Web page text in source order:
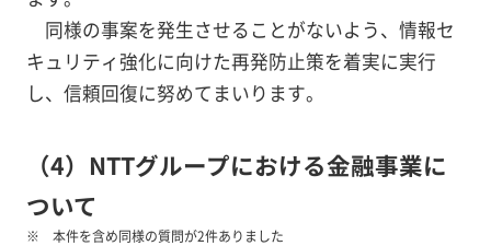
同様の事案を発生させることがないよう、情報セ
キュリティ強化に向けた再発防止策を着実に実行
し、信頼回復に努めてまいります。
（4）NTTグループにおける金融事業に
ついて
本件を含め同様の質問が2件ありました